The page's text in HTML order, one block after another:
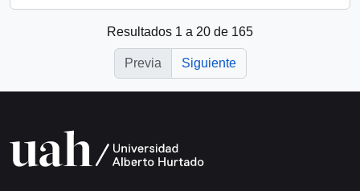
Resultados 1 a 20 de 165
Previa Siguiente